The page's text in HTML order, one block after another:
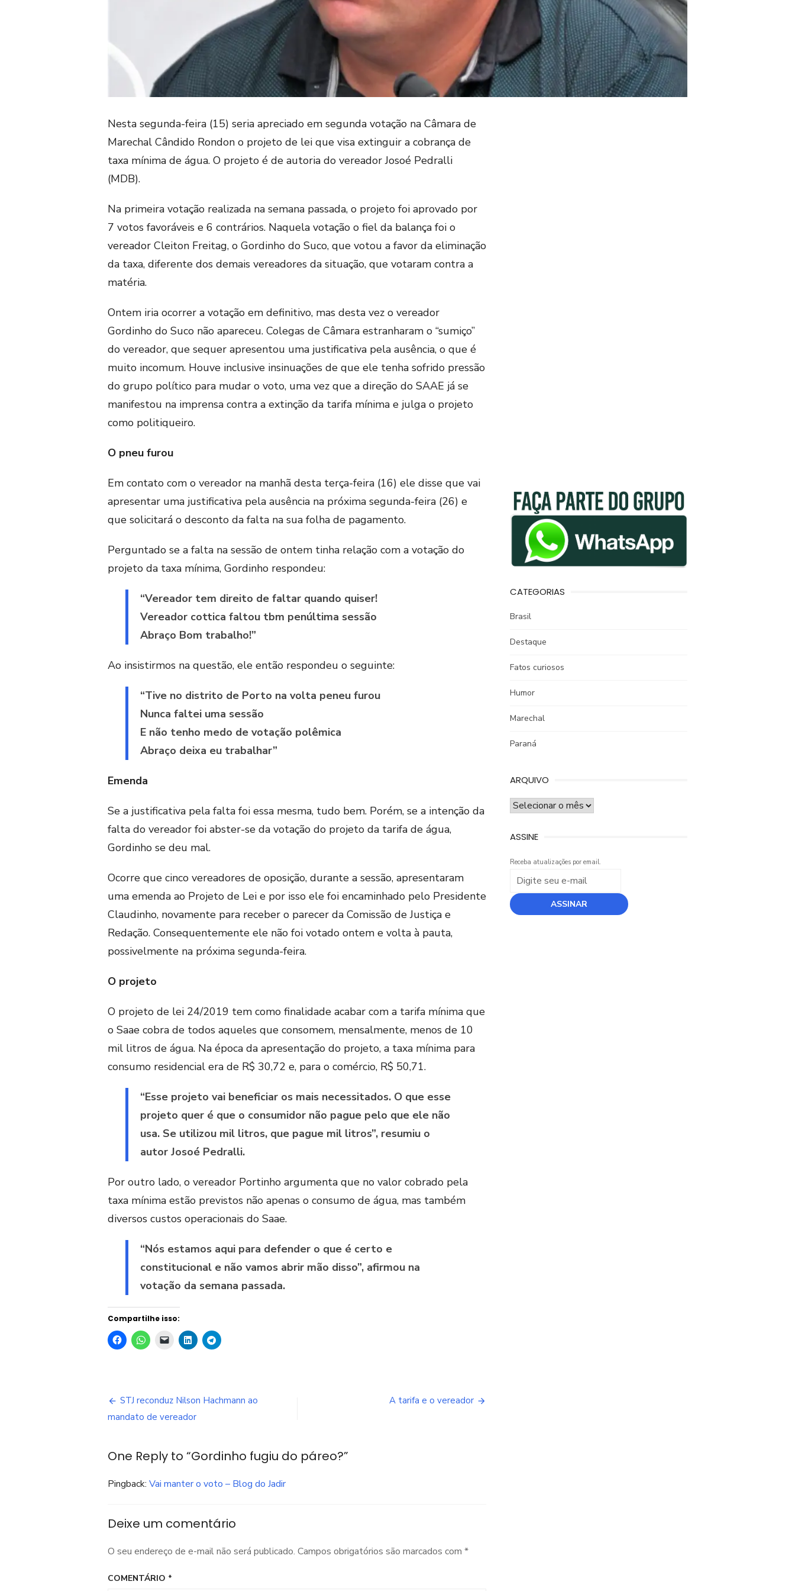
Nesta segunda-feira (15) seria apreciado em segunda votação na Câmara de
Marechal Cândido Rondon o projeto de lei que visa extinguir a cobrança de
taxa mínima de água. O projeto é de autoria do vereador Josoé Pedralli
(MDB).
Na primeira votação realizada na semana passada, o projeto foi aprovado por
7 votos favoráveis e 6 contrários. Naquela votação o fiel da balança foi o
vereador Cleiton Freitag, o Gordinho do Suco, que votou a favor da eliminação
da taxa, diferente dos demais vereadores da situação, que votaram contra a
matéria.
Ontem iria ocorrer a votação em definitivo, mas desta vez o vereador
Gordinho do Suco não apareceu. Colegas de Câmara estranharam o “sumiço”
do vereador, que sequer apresentou uma justificativa pela ausência, o que é
muito incomum. Houve inclusive insinuações de que ele tenha sofrido pressão
do grupo político para mudar o voto, uma vez que a direção do SAAE já se
manifestou na imprensa contra a extinção da tarifa mínima e julga o projeto
como politiqueiro.
O pneu furou
Em contato com o vereador na manhã desta terça-feira (16) ele disse que vai
apresentar uma justificativa pela ausência na próxima segunda-feira (26) e
que solicitará o desconto da falta na sua folha de pagamento.
Perguntado se a falta na sessão de ontem tinha relação com a votação do
projeto da taxa mínima, Gordinho respondeu:
“Vereador tem direito de faltar quando quiser!
Vereador cottica faltou tbm penúltima sessão
Abraço Bom trabalho!”
Ao insistirmos na questão, ele então respondeu o seguinte:
“Tive no distrito de Porto na volta peneu furou
Nunca faltei uma sessão
E não tenho medo de votação polêmica
Abraço deixa eu trabalhar”
Emenda
Se a justificativa pela falta foi essa mesma, tudo bem. Porém, se a intenção da
falta do vereador foi abster-se da votação do projeto da tarifa de água,
Gordinho se deu mal.
Ocorre que cinco vereadores de oposição, durante a sessão, apresentaram
uma emenda ao Projeto de Lei e por isso ele foi encaminhado pelo Presidente
Claudinho, novamente para receber o parecer da Comissão de Justiça e
Redação. Consequentemente ele não foi votado ontem e volta à pauta,
possivelmente na próxima segunda-feira.
O projeto
O projeto de lei 24/2019 tem como finalidade acabar com a tarifa mínima que
o Saae cobra de todos aqueles que consomem, mensalmente, menos de 10
mil litros de água. Na época da apresentação do projeto, a taxa mínima para
consumo residencial era de R$ 30,72 e, para o comércio, R$ 50,71.
“Esse projeto vai beneficiar os mais necessitados. O que esse
projeto quer é que o consumidor não pague pelo que ele não
usa. Se utilizou mil litros, que pague mil litros”, resumiu o
autor Josoé Pedralli.
Por outro lado, o vereador Portinho argumenta que no valor cobrado pela
taxa mínima estão previstos não apenas o consumo de água, mas também
diversos custos operacionais do Saae.
“Nós estamos aqui para defender o que é certo e
constitucional e não vamos abrir mão disso”, afirmou na
votação da semana passada.
Compartilhe isso:
Navegação
de
STJ reconduz Nilson Hachmann ao
mandato de vereador
A tarifa e o vereador
One Reply to “Gordinho fugiu do páreo?”
Pingback: Vai manter o voto – Blog do Jadir
Deixe um comentário
O seu endereço de e-mail não será publicado. Campos obrigatórios são marcados com *
COMENTÁRIO *
CATEGORIAS
Brasil
Destaque
Fatos curiosos
Humor
Marechal
Paraná
ARQUIVO
ARQUIVO
ASSINE
Receba atualizações por email.